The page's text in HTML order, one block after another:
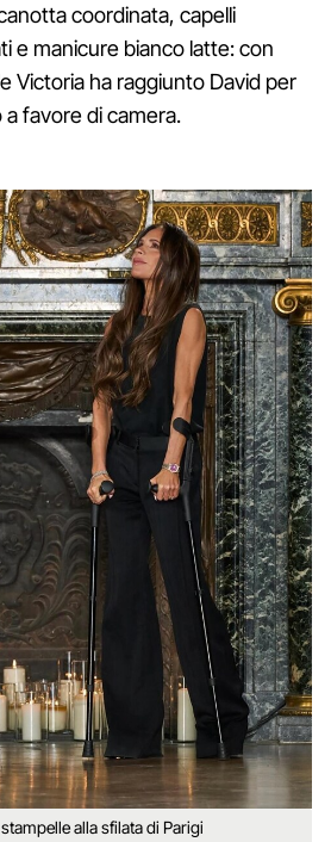
coordinata, capelli
e manicure bianco latte: con
Victoria ha raggiunto David per
favore di camera.
alla sfilata di Parigi